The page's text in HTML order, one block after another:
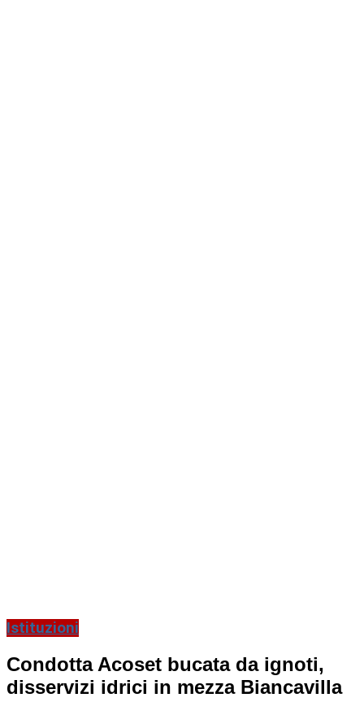
Istituzioni
Condotta Acoset bucata da ignoti,
disservizi idrici in mezza Biancavilla